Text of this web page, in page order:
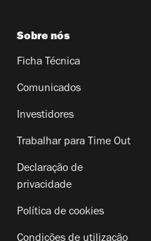
Sobre nós
Ficha Técnica
Comunicados
Investidores
Trabalhar para Time Out
Declaração de
privacidade
Política de cookies